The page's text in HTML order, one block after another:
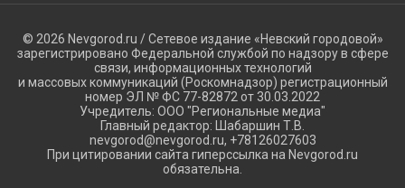
© 2026 Nevgorod.ru / Сетевое издание «Невский городовой»
зарегистрировано Федеральной службой по надзору в сфере
связи, информационных технологий
и массовых коммуникаций (Роскомнадзор) регистрационный
номер ЭЛ № ФС 77-82872 от 30.03.2022
Учредитель: ООО "Региональные медиа"
Главный редактор: Шабаршин Т.В.
nevgorod@nevgorod.ru, +78126027603
При цитировании сайта гиперссылка на Nevgorod.ru
обязательна.